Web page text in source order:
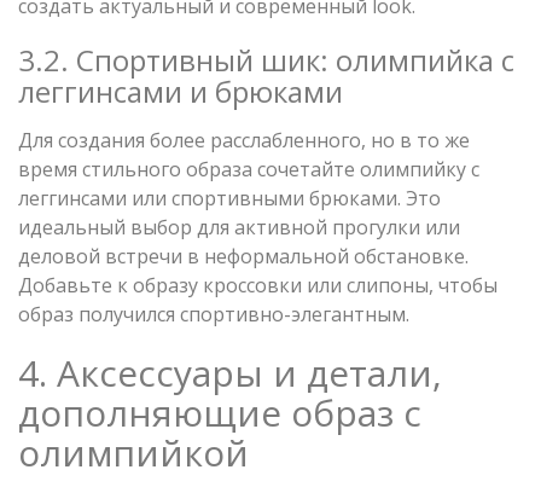
создать актуальный и современный look.
3.2. Спортивный шик: олимпийка с
леггинсами и брюками
Для создания более расслабленного, но в то же
время стильного образа сочетайте олимпийку с
леггинсами или спортивными брюками. Это
идеальный выбор для активной прогулки или
деловой встречи в неформальной обстановке.
Добавьте к образу кроссовки или слипоны, чтобы
образ получился спортивно-элегантным.
4. Аксессуары и детали,
дополняющие образ с
олимпийкой